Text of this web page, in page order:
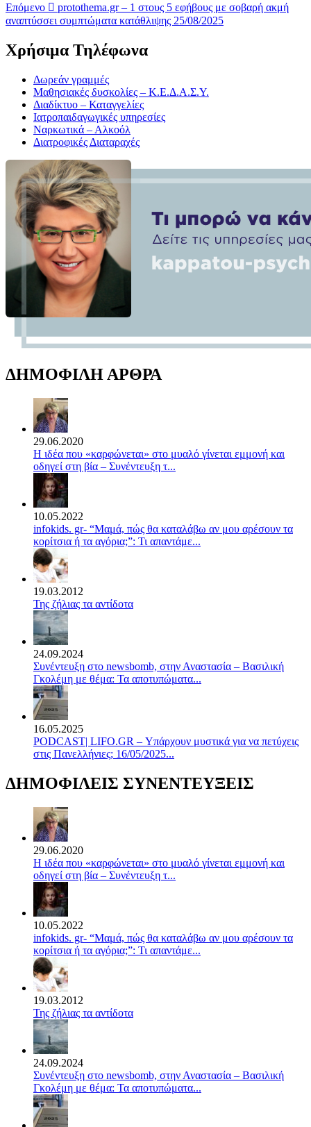
Επόμενο
protothema.gr – 1 στους 5 εφήβους με σοβαρή ακμή
αναπτύσσει συμπτώματα κατάθλιψης 25/08/2025
Χρήσιμα Τηλέφωνα
Δωρεάν γραμμές
Μαθησιακές δυσκολίες – Κ.Ε.Δ.Α.Σ.Υ.
Διαδίκτυο – Καταγγελίες
Ιατροπαιδαγωγικές υπηρεσίες
Ναρκωτικά – Αλκοόλ
Διατροφικές Διαταραχές
ΔΗΜΟΦΙΛΗ ΑΡΘΡΑ
29.06.2020
Η ιδέα που «καρφώνεται» στο μυαλό γίνεται εμμονή και
οδηγεί στη βία – Συνέντευξη τ...
10.05.2022
infokids. gr- “Μαμά, πώς θα καταλάβω αν μου αρέσουν τα
κορίτσια ή τα αγόρια;”: Τι απαντάμε...
19.03.2012
Της ζήλιας τα αντίδοτα
24.09.2024
Συνέντευξη στο newsbomb, στην Αναστασία – Βασιλική
Γκολέμη με θέμα: Τα αποτυπώματα...
16.05.2025
PODCAST| LIFO.GR – Υπάρχουν μυστικά για να πετύχεις
στις Πανελλήνιες; 16/05/2025...
ΔΗΜΟΦΙΛΕΙΣ ΣΥΝΕΝΤΕΥΞΕΙΣ
29.06.2020
Η ιδέα που «καρφώνεται» στο μυαλό γίνεται εμμονή και
οδηγεί στη βία – Συνέντευξη τ...
10.05.2022
infokids. gr- “Μαμά, πώς θα καταλάβω αν μου αρέσουν τα
κορίτσια ή τα αγόρια;”: Τι απαντάμε...
19.03.2012
Της ζήλιας τα αντίδοτα
24.09.2024
Συνέντευξη στο newsbomb, στην Αναστασία – Βασιλική
Γκολέμη με θέμα: Τα αποτυπώματα...